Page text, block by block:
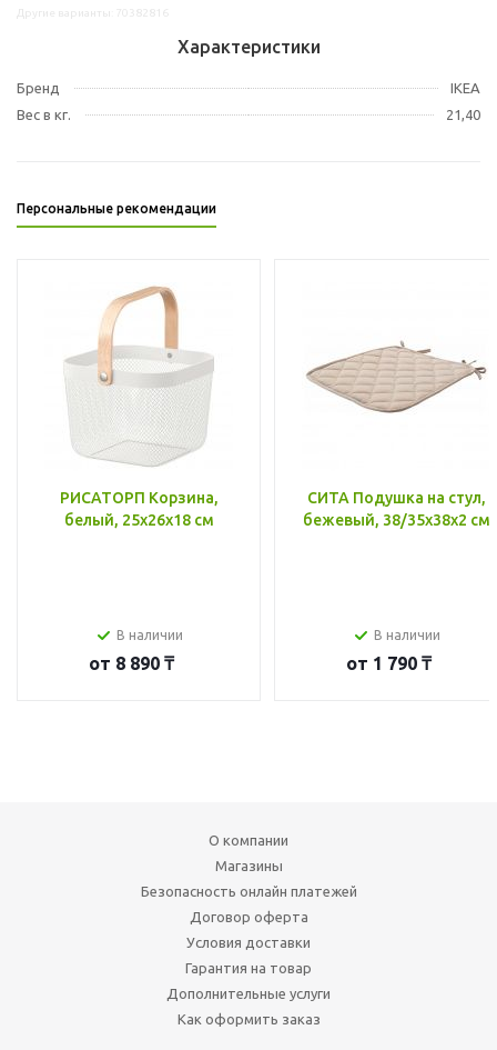
Характеристики
Бренд
IKEA
Вес в кг.
21,40
Персональные рекомендации
РИСАТОРП Корзина,
белый, 25x26x18 см
В наличии
от 8 890 ₸
СИТА Подушка на стул,
бежевый, 38/35x38x2 см
В наличии
от 1 790 ₸
О компании
Магазины
Безопасность онлайн платежей
Договор оферта
Условия доставки
Гарантия на товар
Дополнительные услуги
Как оформить заказ